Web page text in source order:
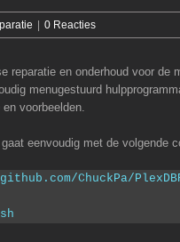
0 Reacties
reparatie en onderhoud voor
menugestuurd
voorbeelden.
eenvoudig met de volgende
ChuckPa/
sh